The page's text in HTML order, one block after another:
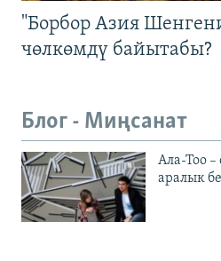
"Борбор Азия
чөлкөмдү байытабы?
Блог - Миңсанат
Ала-Тоо
аралык